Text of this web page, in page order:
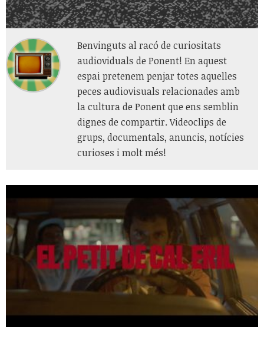
Benvinguts al racó de curiositats
audioviduals de Ponent! En aquest
espai pretenem penjar totes aquelles
peces audiovisuals relacionades amb
la cultura de Ponent que ens semblin
dignes de compartir. Videoclips de
grups, documentals, anuncis, notícies
curioses i molt més!